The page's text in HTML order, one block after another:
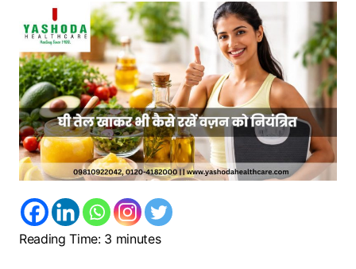
Reading Time: 3 minutes